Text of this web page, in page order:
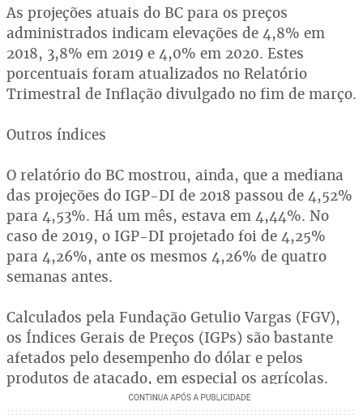
As projeções atuais do BC para os preços
administrados indicam elevações de 4,8% em
2018, 3,8% em 2019 e 4,0% em 2020. Estes
porcentuais foram atualizados no Relatório
Trimestral de Inflação divulgado no fim de março.
Outros índices
O relatório do BC mostrou, ainda, que a mediana
das projeções do IGP-DI de 2018 passou de 4,52%
para 4,53%. Há um mês, estava em 4,44%. No
caso de 2019, o IGP-DI projetado foi de 4,25%
para 4,26%, ante os mesmos 4,26% de quatro
semanas antes.
Calculados pela Fundação Getulio Vargas (FGV),
os Índices Gerais de Preços (IGPs) são bastante
afetados pelo desempenho do dólar e pelos
produtos de atacado, em especial os agrícolas.